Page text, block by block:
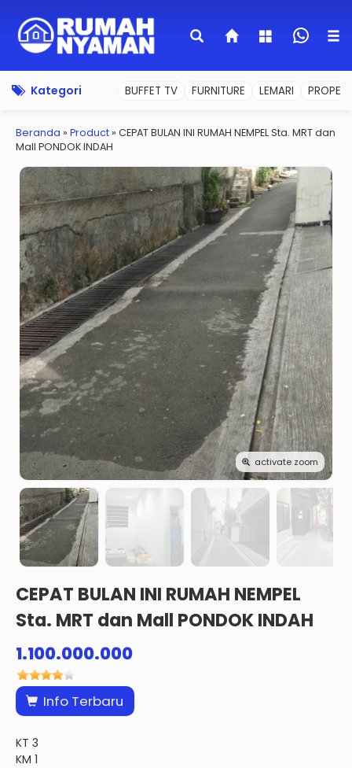
Kategori BUFFET TV FURNITURE LEMARI
Beranda » Product» CEPAT BULAN INI RUMAH NEMPEL Sta. MRT dan
Mall PONDOK INDAH
activate zoom
CEPAT BULAN INI RUMAH NEMPEL
Sta. MRT dan Mall PONDOK INDAH
1.100.000.000
Info Terbaru
KT 3
KM 1